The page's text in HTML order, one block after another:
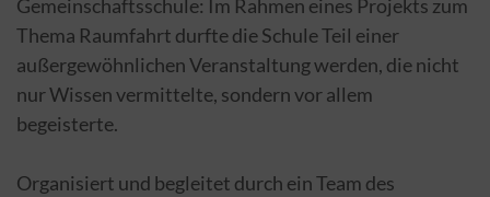
Gemeinschaftsschule: Im Rahmen eines Projekts zum
Thema Raumfahrt durfte die Schule Teil einer
außergewöhnlichen Veranstaltung werden, die nicht
nur Wissen vermittelte, sondern vor allem
begeisterte.
Organisiert und begleitet durch ein Team des